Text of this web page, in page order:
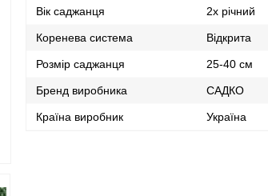
Вік саджанця 2х річний
Коренева система Відкрита
Розмір саджанця 25-40 см
Бренд виробника САДКО
Країна виробник Україна